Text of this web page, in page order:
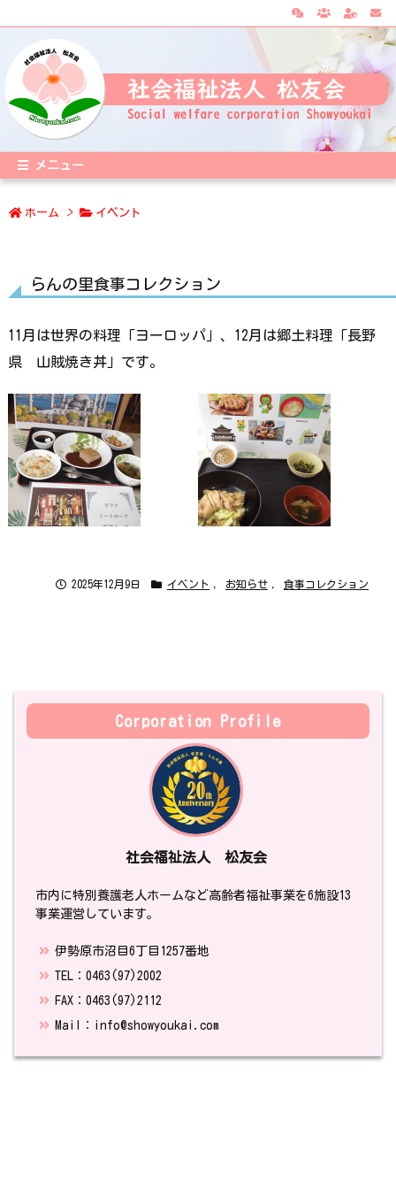
メニュー
ホーム > イベント
らんの里食事コレクション
11月は世界の料理「ヨーロッパ」、12月は郷土料理「長野
県 山賊焼き丼」です。
2025年12月9日 イベント お知らせ 食事コレクション
Corporation Profile
社会福祉法人 松友会
市内に特別養護老人ホームなど高齢者福祉事業を6施設13
事業運営しています。
伊勢原市沼目6丁目1257番地
TEL：0463(97)2002
FAX：0463(97)2112
Mail：info@showyoukai.com